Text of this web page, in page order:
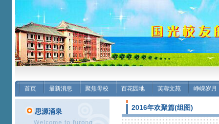
首页 最新消息 聚焦母校 百花园地 芙蓉文苑 峥嵘岁月
思源涌泉 2016年欢聚篇(组图)